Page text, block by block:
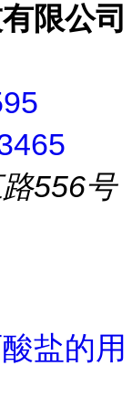
限公司
556号
盐的用